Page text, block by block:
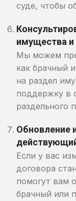
суде, чтобы
имущества
Мы можем
как брачный
на раздел
поддержку в
раздельного
Обновление
Если у вас
договора
помогут вам
брачный или